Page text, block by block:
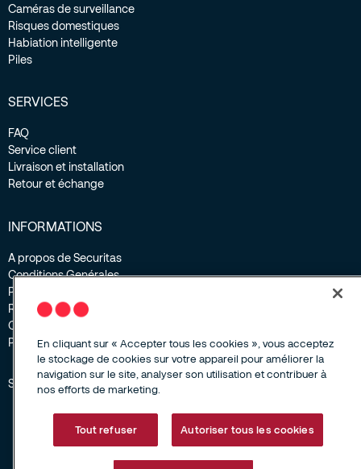
Caméras de surveillance
Risques domestiques
Habiation intelligente
Piles
SERVICES
FAQ
Service client
Livraison et installation
Retour et échange
INFORMATIONS
A propos de Securitas
Conditions Genérales
Politique vie privée
Responsible disclosure
Contact
Plan du site
Service client +(32) 02 263 2479
En cliquant sur « Accepter tous les cookies », vous acceptez
le stockage de cookies sur votre appareil pour améliorer la
navigation sur le site, analyser son utilisation et contribuer à
nos efforts de marketing.
Tout refuser Autoriser tous les cookies